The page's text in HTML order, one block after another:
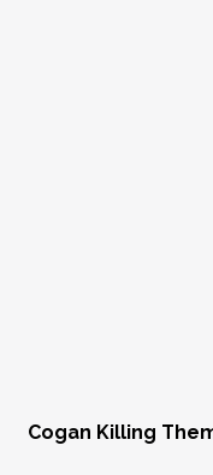
Cogan Killing